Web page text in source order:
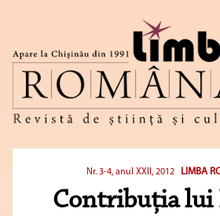
Nr. 3-4, anul XXII, 2012 LIMBA
Contribuţia lui